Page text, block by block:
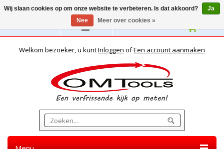
Nederlands
Welkom bezoeker, u kuntInloggen ofEen account aanmaken
Wij slaan cookies op om onze website te verbeteren. Is dat akkoord?
Ja
Nee
Meer over cookies »